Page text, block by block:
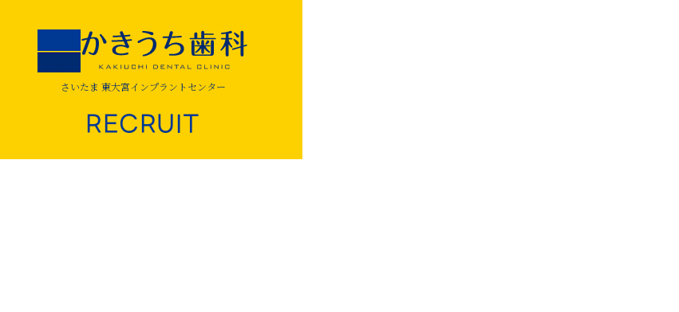
さいたま 東大宮インプラントセンター
RECRUIT